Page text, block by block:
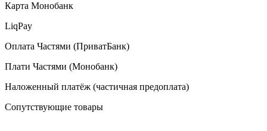
Карта Монобанк
LiqPay
Оплата Частями (ПриватБанк)
Плати Частями (Монобанк)
Наложенный платёж (частичная предоплата)
Сопутствующие товары